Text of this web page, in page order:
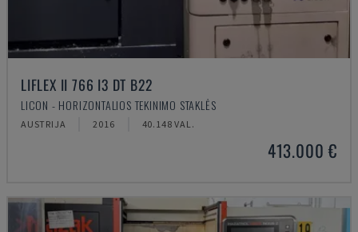
LIFLEX II 766 I3 DT B22
LICON - HORIZONTALIOS TEKINIMO STAKLĖS
AUSTRIJA 2016 40.148 VAL.
413.000 €